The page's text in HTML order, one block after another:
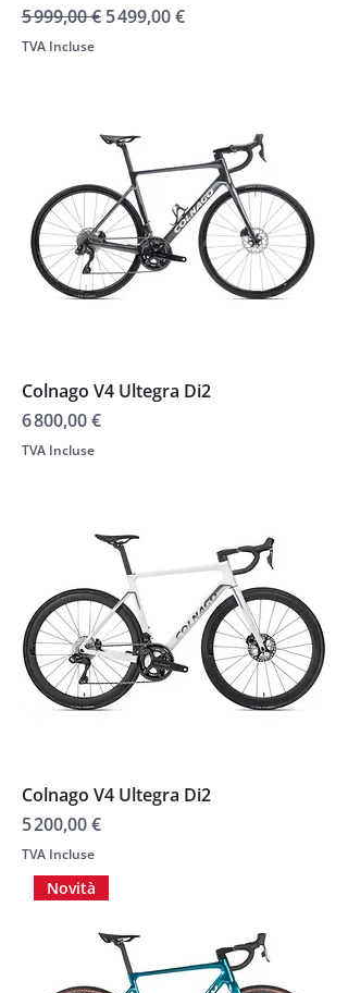
Prix original
5 999,00 € Prix promotionnel
5 499,00 €
TVA Incluse
Colnago V4 Ultegra Di2
Prix
6 800,00 €
TVA Incluse
Colnago V4 Ultegra Di2
Prix
5 200,00 €
TVA Incluse
Novità